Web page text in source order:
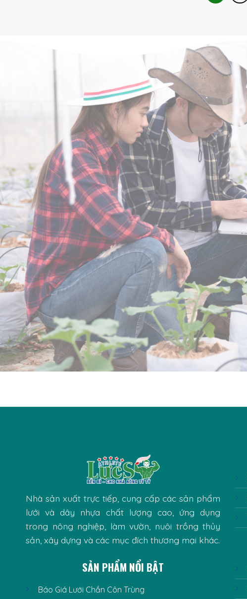
Nhà sản xuất trực tiếp, cung cấp các sản phẩm
lưới và dây nhựa chất lượng cao, ứng dụng
trong nông nghiệp, làm vườn, nuôi trồng thủy
sản, xây dựng và các mục đích thương mại khác.
SẢN PHẨM NỔI BẬT
Báo Giá Lưới Chắn Côn Trùng